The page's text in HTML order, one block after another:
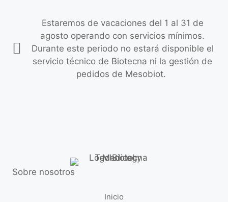
Estaremos de vacaciones del 1 al 31 de
agosto operando con servicios mínimos.
Durante este periodo no estará disponible el
servicio técnico de Biotecna ni la gestión de
pedidos de Mesobiot.
Sobre nosotros
Inicio